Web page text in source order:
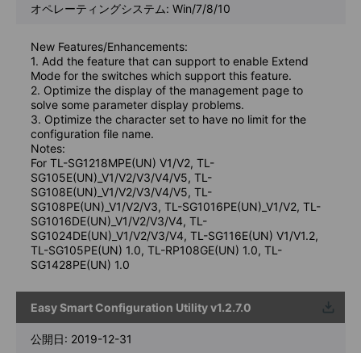
オペレーティングシステム: Win/7/8/10
New Features/Enhancements:
1. Add the feature that can support to enable Extend
Mode for the switches which support this feature.
2. Optimize the display of the management page to
solve some parameter display problems.
3. Optimize the character set to have no limit for the
configuration file name.
Notes:
For TL-SG1218MPE(UN) V1/V2, TL-
SG105E(UN)_V1/V2/V3/V4/V5, TL-
SG108E(UN)_V1/V2/V3/V4/V5, TL-
SG108PE(UN)_V1/V2/V3, TL-SG1016PE(UN)_V1/V2, TL-
SG1016DE(UN)_V1/V2/V3/V4, TL-
SG1024DE(UN)_V1/V2/V3/V4, TL-SG116E(UN) V1/V1.2,
TL-SG105PE(UN) 1.0, TL-RP108GE(UN) 1.0, TL-
SG1428PE(UN) 1.0
Easy Smart Configuration Utility v1.2.7.0
ウンロ
ード
公開日: 2019-12-31